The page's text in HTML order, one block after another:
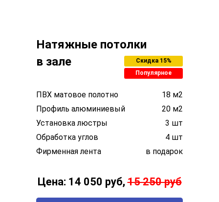
Натяжные потолки
Скидка 15%
в зале
Популярное
ПВХ матовое полотно
18 м2
Профиль алюминиевый
20 м2
Установка люстры
3 шт
Обработка углов
4 шт
Фирменная лента
в подарок
Цена: 14 050 руб,15 250 руб